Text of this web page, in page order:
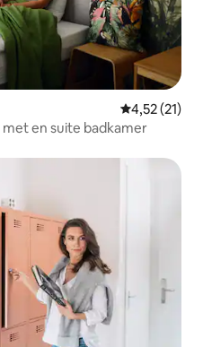
Gemiddelde
4,52 (21)
en suite badkamer